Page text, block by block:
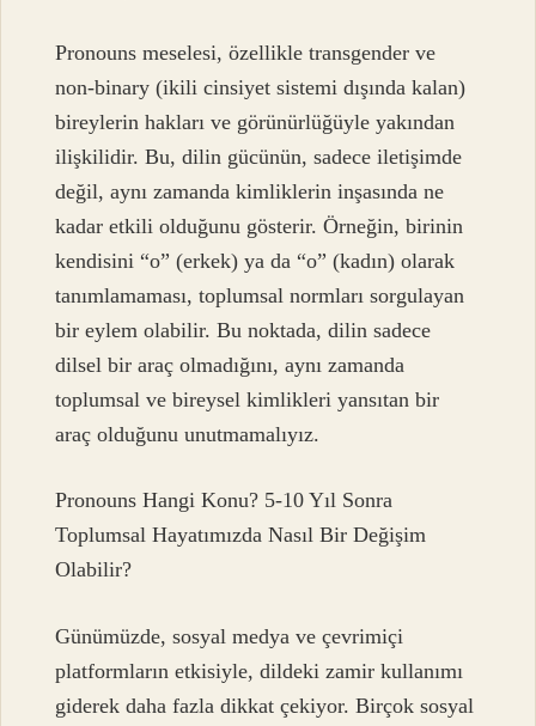
Pronouns meselesi, özellikle transgender ve
non-binary (ikili cinsiyet sistemi dışında kalan)
bireylerin hakları ve görünürlüğüyle yakından
ilişkilidir. Bu, dilin gücünün, sadece iletişimde
değil, aynı zamanda kimliklerin inşasında ne
kadar etkili olduğunu gösterir. Örneğin, birinin
kendisini “o” (erkek) ya da “o” (kadın) olarak
tanımlamaması, toplumsal normları sorgulayan
bir eylem olabilir. Bu noktada, dilin sadece
dilsel bir araç olmadığını, aynı zamanda
toplumsal ve bireysel kimlikleri yansıtan bir
araç olduğunu unutmamalıyız.
Pronouns Hangi Konu? 5-10 Yıl Sonra
Toplumsal Hayatımızda Nasıl Bir Değişim
Olabilir?
Günümüzde, sosyal medya ve çevrimiçi
platformların etkisiyle, dildeki zamir kullanımı
giderek daha fazla dikkat çekiyor. Birçok sosyal